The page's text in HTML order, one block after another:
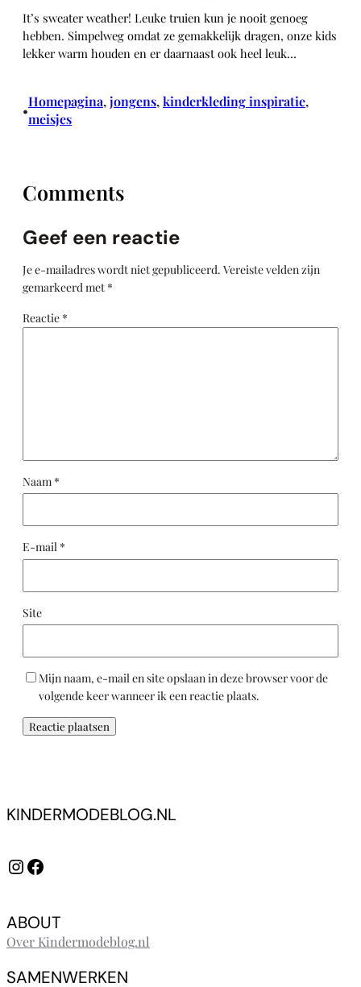
It’s sweater weather! Leuke truien kun je nooit genoeg
hebben. Simpelweg omdat ze gemakkelijk dragen, onze kids
lekker warm houden en er daarnaast ook heel leuk…
•
Homepagina, jongens, kinderkleding inspiratie
meisjes
Comments
Geef een reactie
Je e-mailadres wordt niet gepubliceerd. Vereiste velden zijn
gemarkeerd met *
Reactie *
Naam *
E-mail *
Site
Mijn naam, e-mail en site opslaan in deze browser voor de
volgende keer wanneer ik een reactie plaats.
KINDERMODEBLOG.NL
InstagramFacebook
ABOUT
Over Kindermodeblog.nl
SAMENWERKEN